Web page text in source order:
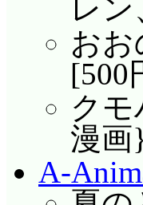
レ
おお
[500
ク
漫画
A-